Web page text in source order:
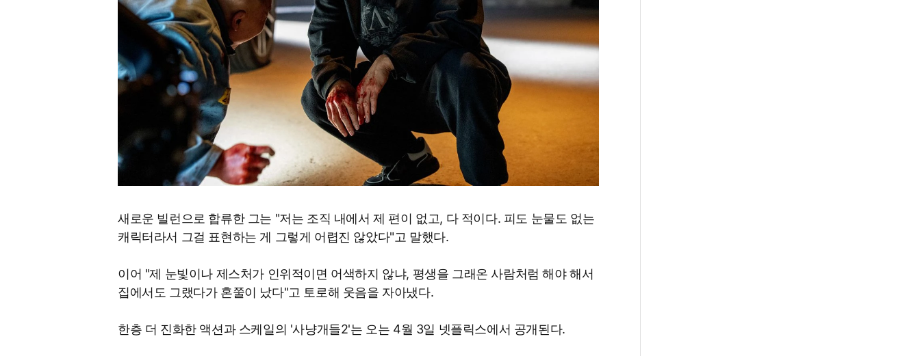
새로운 빌런으로 합류한 그는 "저는 조직 내에서 제 편이 없고, 다 적이다. 피도 눈물도 없는
캐릭터라서 그걸 표현하는 게 그렇게 어렵진 않았다"고 말했다.
이어 "제 눈빛이나 제스처가 인위적이면 어색하지 않냐, 평생을 그래온 사람처럼 해야 해서
집에서도 그랬다가 혼쭐이 났다"고 토로해 웃음을 자아냈다.
한층 더 진화한 액션과 스케일의 '사냥개들2'는 오는 4월 3일 넷플릭스에서 공개된다.